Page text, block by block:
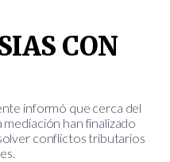
CON
informó que cerca del
han finalizado
conflictos tributarios